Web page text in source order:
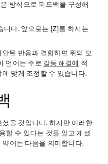
방식으로 피드백을 구성해
니다. 앞으로는 [Z]를 하시는
된 반응과 결합하면 위의 모
언어는 주로 갈등 해결에 적
맞게 조정할 수 있습니다.
셨을 것입니다. 하지만 이러한
할 수 있다는 것을 알고 계셨
약어는 다음을 의미합니다.